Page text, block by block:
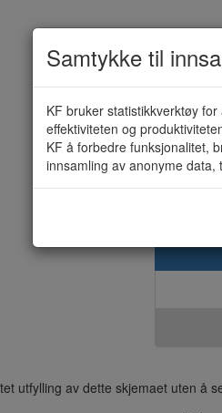
utfylling av dette skjemaet uten å
Samtykke til
KF bruker statistikkverktøy
effektiviteten og
KF å forbedre funksjonalitet,
innsamling av anonyme data,